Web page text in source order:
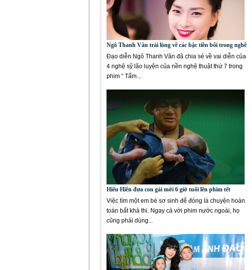
Ngô Thanh Vân trải lòng về các bậc tiền bối trong nghề
Đạo diễn Ngô Thanh Vân đã chia sẻ về vai diễn của
4 nghệ sỹ lão luyện của nền nghệ thuật thứ 7 trong
phim “ Tấm...
Hiếu Hiền đưa con gái mới 6 giờ tuổi lên phim tết
Việc tìm một em bé sơ sinh để đóng là chuyện hoàn
toàn bất khả thi. Ngay cả với phim nước ngoài, họ
cũng phải dùng...